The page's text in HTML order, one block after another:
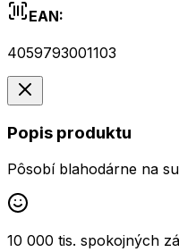
EAN:
4059793001103
Popis produktu
Pôsobí blahodárne na
10 000 tis. spokojných